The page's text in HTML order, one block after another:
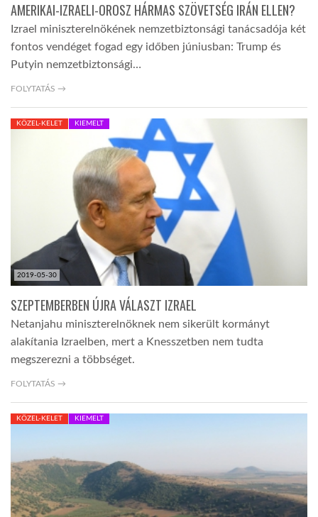
AMERIKAI-IZRAELI-OROSZ HÁRMAS SZÖVETSÉG IRÁN ELLEN?
Izrael miniszterelnökének nemzetbiztonsági tanácsadója két
fontos vendéget fogad egy időben júniusban: Trump és
Putyin nemzetbiztonsági…
FOLYTATÁS →
2019-05-30
KÖZEL-KELET KIEMELT
SZEPTEMBERBEN ÚJRA VÁLASZT IZRAEL
Netanjahu miniszterelnöknek nem sikerült kormányt
alakítania Izraelben, mert a Knesszetben nem tudta
megszerezni a többséget.
FOLYTATÁS →
KÖZEL-KELET KIEMELT